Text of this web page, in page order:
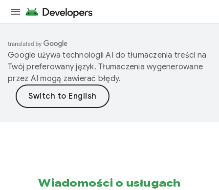
Google używa technologii AI do tłumaczenia treści na
Twój preferowany język. Tłumaczenia wygenerowane
przez AI mogą zawierać błędy.
Wiadomości o usługach